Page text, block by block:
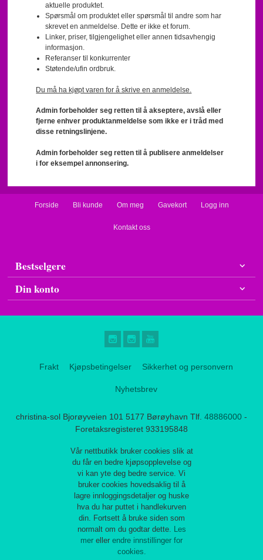
aktuelle produktet.
Spørsmål om produktet eller spørsmål til andre som har
skrevet en anmeldelse. Dette er ikke et forum.
Linker, priser, tilgjengelighet eller annen tidsavhengig
informasjon.
Referanser til konkurrenter
Støtende/ufin ordbruk.
Du må ha kjøpt varen for å skrive en anmeldelse.
Admin forbeholder seg retten til å akseptere, avslå eller
fjerne enhver produktanmeldelse som ikke er i tråd med
disse retningslinjene.
Admin forbeholder seg retten til å publisere anmeldelser
i for eksempel annonsering.
Forside Bli kunde Om meg Gavekort Logg inn
Kontakt oss
Bestselgere
Din konto
Frakt Kjøpsbetingelser Sikkerhet og personvern
Nyhetsbrev
christina-sol Bjorøyveien 101 5177 Børøyhavn Tlf. 48886000 -
Foretaksregisteret 933195848
Vår nettbutikk bruker cookies slik at
du får en bedre kjøpsopplevelse og
vi kan yte deg bedre service. Vi
bruker cookies hovedsaklig til å
lagre innloggingsdetaljer og huske
hva du har puttet i handlekurven
din. Fortsett å bruke siden som
normalt om du godtar dette. Les
mer eller endre innstillinger for
cookies.